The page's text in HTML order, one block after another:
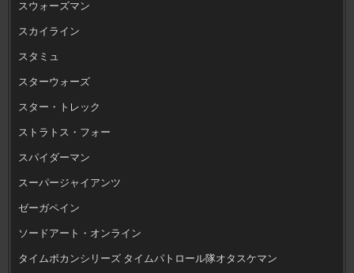
スウォーズマン
スカイライン
スタミュ
スターウォーズ
スター・トレック
ストラトス・フォー
スパイダーマン
スーパージャイアンツ
ゼーガペイン
ソードアート・オンライン
タイムボカンシリーズ タイムパトロール隊オタスケマン